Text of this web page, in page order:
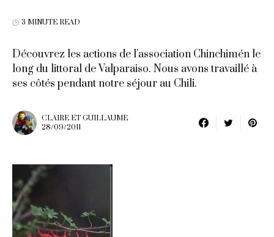
3 MINUTE READ
Découvrez les actions de l’association Chinchimén le
long du littoral de Valparaiso. Nous avons travaillé à
ses côtés pendant notre séjour au Chili.
CLAIRE ET GUILLAUME
28/09/2011